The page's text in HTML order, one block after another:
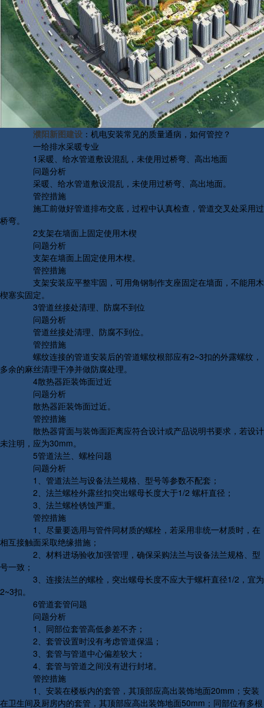
濮阳新图建设 ：机电安装常见的质量通病，如何管控？
一给排水采暖专业
1采暖、给水管道敷设混乱，未使用过桥弯、高出地面
问题分析
采暖、给水管道敷设混乱，未使用过桥弯、高出地面。
管控措施
施工前做好管道排布交底，过程中认真检查，管道交叉处采用过
桥弯。
2支架在墙面上固定使用木楔
问题分析
支架在墙面上固定使用木楔。
管控措施
支架安装应平整牢固，可用角钢制作支座固定在墙面，不能用木
楔塞实固定。
3管道丝接处清理、防腐不到位
问题分析
管道丝接处清理、防腐不到位。
管控措施
螺纹连接的管道安装后的管道螺纹根部应有2~3扣的外露螺纹，
多余的麻丝清理干净并做防腐处理。
4散热器距装饰面过近
问题分析
散热器距装饰面过近。
管控措施
散热器背面与装饰面距离应符合设计或产品说明书要求，若设计
未注明，应为30mm。
5管道法兰、螺栓问题
问题分析
1、管道法兰与设备法兰规格、型号等参数不配套；
2、法兰螺栓外露丝扣突出螺母长度大于1/2 螺杆直径；
3、法兰螺栓锈蚀严重。
管控措施
1、尽量要选用与管件同材质的螺栓，若采用非统一材质时，在
相互接触面采取绝缘措施；
2、材料进场验收加强管理，确保采购法兰与设备法兰规格、型
号一致；
3、连接法兰的螺栓，突出螺母长度不应大于螺杆直径1/2，宜为
2~3扣。
6管道套管问题
问题分析
1、同部位套管高低参差不齐；
2、套管设置时没有考虑管道保温；
3、套管与管道中心偏差较大；
4、套管与管道之间没有进行封堵。
管控措施
1、安装在楼板内的套管，其顶部应高出装饰地面20mm；安装
在卫生间及厨房内的套管，其顶部应高出装饰地面50mm；同部位有多根